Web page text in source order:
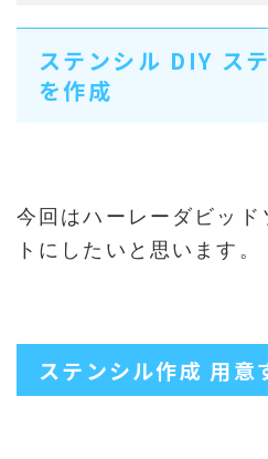
ステンシル DIY ス
を作成
今回はハーレーダビッド
トにしたいと思います。
ステンシル作成 用意